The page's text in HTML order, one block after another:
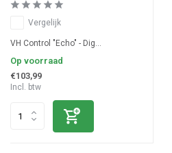
Vergelijk
VH Control "Echo" - Dig...
Op voorraad
€103,99
Incl. btw